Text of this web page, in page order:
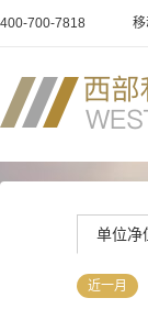
400-700-7818 移
单位净
近一月